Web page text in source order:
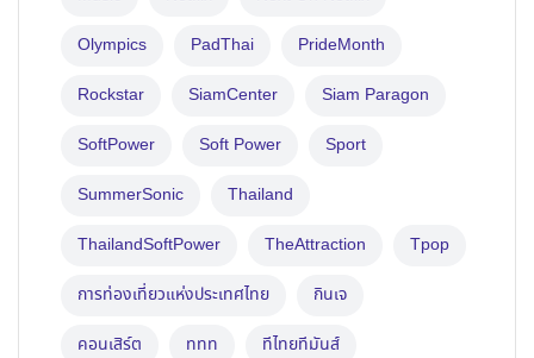
Olympics PadThai PrideMonth
Rockstar SiamCenter Siam Paragon
SoftPower Soft Power Sport
SummerSonic Thailand
ThailandSoftPower TheAttraction Tpop
การท่องเที่ยวแห่งประเทศไทย กินเจ
คอนเสิร์ต ททท ทีไทยทีมันส์